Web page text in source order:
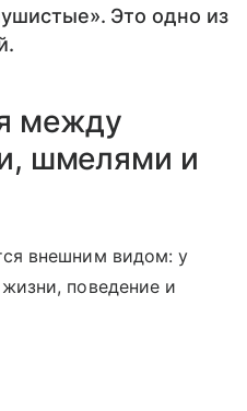
Это одно из
между
шмелями и
внешним видом: у
поведение и